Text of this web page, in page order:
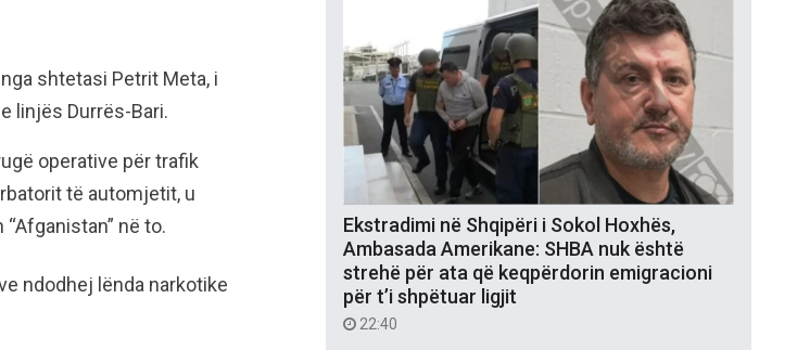
shtetasi Petrit Meta, i
linjës Durrës-Bari.
operative për trafik
të automjetit, u
në to.
ndodhej lënda narkotike
Ekstradimi në Shqipëri i Sokol Hoxhës,
Ambasada Amerikane: SHBA nuk është
strehë për ata që keqpërdorin emigracioni
për t’i shpëtuar ligjit
22:40